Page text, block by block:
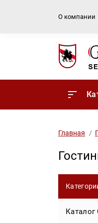
О компании
Главная